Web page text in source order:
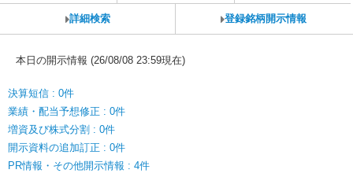
詳細検索 登録銘柄開示情報
本日の開示情報 (26/08/08 23:59現在)
決算短信 : 0件
業績・配当予想修正 : 0件
増資及び株式分割 : 0件
開示資料の追加訂正 : 0件
PR情報・その他開示情報 : 4件